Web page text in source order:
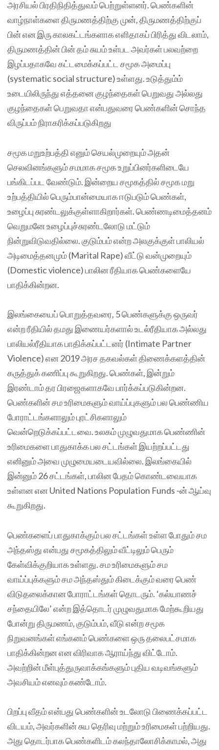
அரசியல் பிரதிநிதித்துவம் பெற்றுள்ளனர். பெண்களின்
வாழ்நாள்களை திருமணத்திற்கு முன், திருமணத்திற்குப்
பின் என இரு காலகட்டங்களாக எளிதாகப் பிரித்து விடலாம்,
திருமணத்தின் பின் தம் சுயம் உள்பட அவர்கள் பலவற்றை
இழப்பதாகவே கட்டமைக்கப்பட்ட சமூக அமைப்பு
(systematic social structure) உள்ளது. உடுத்தும்ம்
உடையிலிருந்து எத்தனை குழந்தைகள் பெறுவது அல்லது
குழந்தைகள் பெறுவதா என்பதுவரை பெண்களின் சொந்த
விருப்பம் நிராகரிக்கப்படுகிறது
சமூக மறுஉற்பத்தி எனும் செயல்முறையும் அதன்
செலவினங்களும் சமமாக சமூக உறுப்பினர்களிடையே
பங்கிடப்பட வேண்டும். இன்றைய சமூகத்தில் சமூக மறு
உற்பத்தியில் பெரும்பான்மையாக ஈடுபடும் பெண்கள்,
உழைப்பு சுரண்டலுக்குள்ளாகிறார்கள். பெண்ணடிமைத்தனம்
வெறுமனே உழைப்புச்சுரண்டலோடு மட்டும்
நின்றுவிடுவதில்லை. குடும்பம் என்ற அலகுக்குள் பாலியல்
அடிமைத்தனமும் (Marital Rape) வீட்டு வன்முறையும்
(Domestic violence) பாலின ரீதியாக பெண்களையே
பாதிக்கின்றன.
இலங்கையைப் பொறுத்தவரை, 5 பெண்களுக்கு ஒருவர்
என்ற ரீதியில் தமது இணையர்களால் உடல்ரீதியாக அல்லது
பாலியல்ரீதியாக பாதிக்கப்பட்டனர் (Intimate Partner
Violence) என 2019 அரச தகவல்கள் திணைக்களத்தின்
கருத்துக் கணிப்பு கூறுகிறது. பெண்கள், இன்றும்
இரண்டாம் தர பிரஜைகளாகவே பார்க்கப்படுகின்றன.
பெண்களின் சம உரிமைகளும் வாய்ப்புகளும் பல பெண்ணிய
போராட்டங்களாலும் புரட்சிகளாலும்
வென்றெடுக்கப்பட்டவை. உலகம் முழுவதுமாக பெண்ணின்
உரிமைகளை பாதுகாக்க பல சட்டங்கள் இயற்றப்பட்டது
எனினும் அவை முழுமையடையவில்லை. இலங்கையில்
இன்னும் 26 சட்டங்கள், பாலின பேதம் கொண்டவையாக
உள்ளன என United Nations Population Funds -ன் ஆய்வு
கூறுகிறது.
பெண்களைப் பாதுகாக்கும் பல சட்டங்கள் உள்ள போதும் சம
அந்தஸ்து என்பது சமூகத்திலும் வீட்டிலும் பெரும்
கேள்விக்குறியாக உள்ளது. சம உரிமைகளும் சம
வாய்ப்புக்களும் சம அந்தஸ்தும் கிடைக்கும் வரை பெண்
விடுதலைக்கான போராட்டங்கள் தொடரும். ‘கல்யாணச்
சந்தையிலே’ என்ற இத்தொடர் முழுவதுமாக மேற்கூறியது
போன்று திருமணம், குடும்பம், வீடு என்ற சமூக
நிறுவனங்கள் எங்கனம் பெண்களை ஒரு தலைபட்சமாக
பாதிக்கின்றன என விரிவாக ஆராய்ந்து விட்டோம்.
அவற்றின் மீள்புத்துருவாக்கங்களும் புதிய வடிவங்களும்
அவசியம் எனவும் கண்டோம்.
பிறப்பு வீதம் என்பது பெண்களின் உடலோடு பிணைக்கப்பட்ட
விடயம், அவர்களின் சுய தெரிவு மற்றும் உரிமைகள் பற்றியது.
அது தொடர்பாக பெண்களிடம் கலந்தாலோசிக்காமல், அது